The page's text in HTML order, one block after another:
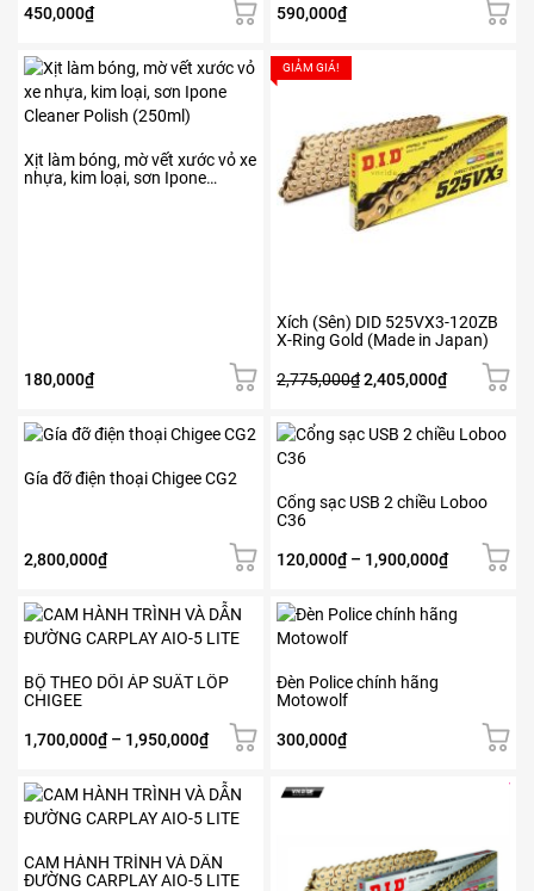
trên
sản
phẩm
450,000₫
590,000₫
Xịt làm bóng, mờ vết xước vỏ xe
nhựa, kim loại, sơn Ipone
180,000₫
GIẢM GIÁ!
Xích (Sên) DID 525VX3-120ZB
X-Ring Gold (Made in Japan)
2,775,000₫Giá
là:
2,405,000₫Giá
tại
Gía đỡ điện thoại Chigee CG2
2,800,000₫
Sản
này
thể.
tùy
chọn
thể
chọn
trang
sản
Cổng sạc USB 2 chiều Loboo
C36
120,000₫ – 1,900,000₫Khoảng
120,000₫
Sản
phẩm
có
nhiều
thể.
tùy
chọn
thể
chọn
trang
BỘ THEO DÕI ÁP SUẤT LỐP
CHIGEE
1,700,000₫ – 1,950,000₫Khoảng
từ
1,700,000₫
1,950,000₫
Sản
phẩm
có
nhiều
thể.
tùy
chọn
thể
Đèn Police chính hãng
Motowolf
300,000₫
CAM HÀNH TRÌNH VÀ DẪN
ĐƯỜNG CARPLAY AIO-5 LITE